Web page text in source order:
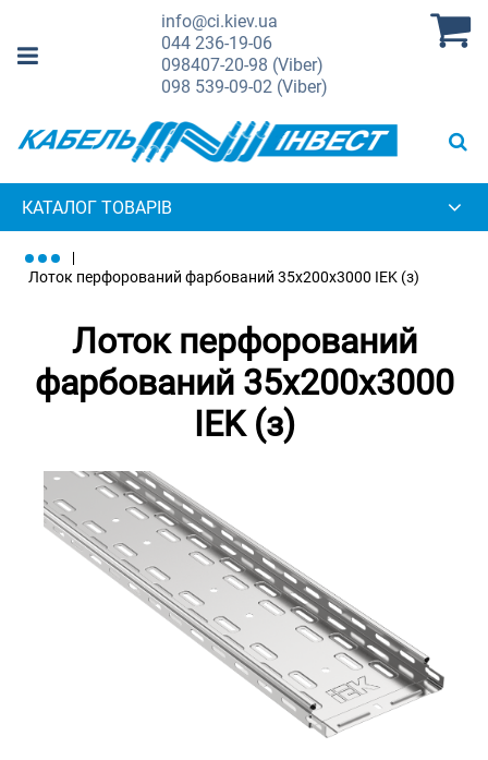
info@ci.kiev.ua
044236-19-06
098407-20-98 (Viber)
098 539-09-02 (Viber)
КАТАЛОГ ТОВАРІВ
Лоток перфорований фарбований 35х200х3000 IEK (з)
Лоток перфорований
фарбований 35х200х3000
IEK (з)